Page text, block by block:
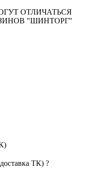
ОТЛИЧАТЬСЯ
"ШИНТОРГ"
ТК) ?